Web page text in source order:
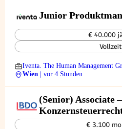
Junior
€ 40.000
Vollzeit
Iventa. The Human Management
Wien
| vor 4 Stunden
(Senior) Associate –
Umgründungen
€ 3.100